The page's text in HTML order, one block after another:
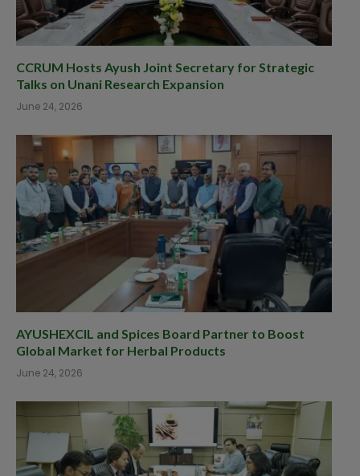
CCRUM Hosts Ayush Joint Secretary for Strategic
Talks on Unani Research Expansion
June 24, 2026
AYUSHEXCIL and Spices Board Partner to Boost
Global Market for Herbal Products
June 24, 2026